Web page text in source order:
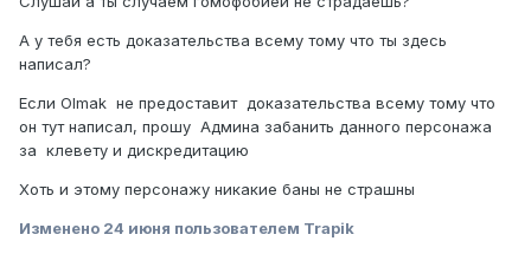
А у тебя есть доказательства всему тому что ты здесь
написал?
Если Olmak не предоставит доказательства всему тому что
он тут написал, прошу Админа забанить данного персонажа
за клевету и дискредитацию
Хоть и этому персонажу никакие баны не страшны
Изменено 24 июня пользователем Trapik